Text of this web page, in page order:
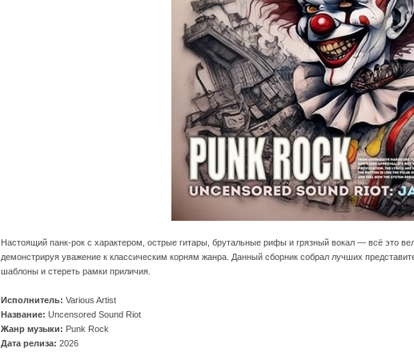
Настоящий панк-рок с характером, острые гитары, брутальные рифы и грязный вокал — всё это
демонстрируя уважение к классическим корням жанра. Данный сборник собрал лучших
шаблоны и стереть рамки приличия.
Исполнитель: Various Artist
Название: Uncensored Sound Riot
Жанр музыки: Punk Rock
Дата релиза: 2026